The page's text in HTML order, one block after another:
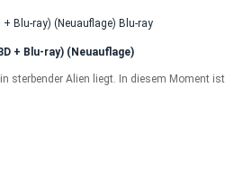
+ Blu-ray) (Neuauflage)
sterbender Alien liegt. In diesem Moment ist